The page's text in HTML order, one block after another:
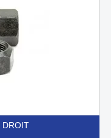
DROIT